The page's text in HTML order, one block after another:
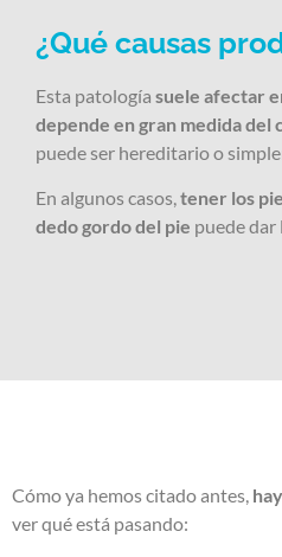
¿Qué causas
Esta patología suele afectar
depende en gran medida del
puede ser hereditario o
En algunos casos,tener los
dedo gordo del pie puede dar
Cómo ya hemos citado antes,
ver qué está pasando: